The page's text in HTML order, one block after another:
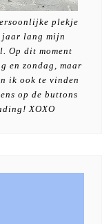
plekje
jaar lang mijn
Op dit moment
en zondag, maar
ik ook te vinden
op de buttons
XOXO